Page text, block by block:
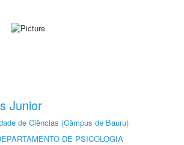
Junior
de Ciências (Câmpus de Bauru)
DE PSICOLOGIA